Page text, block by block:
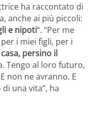
ha raccontato di
anche ai più piccoli:
e nipoti“. “Per me
i miei figli, per i
persino il
Tengo al loro futuro,
non ne avranno. E
una vita”, ha